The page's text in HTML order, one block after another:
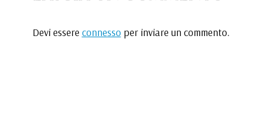
Devi essere connesso per inviare un commento.